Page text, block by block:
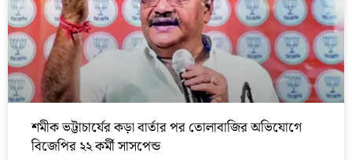
শমীক ভট্টাচার্যের কড়া বার্তার পর তোলাবাজির অভিযোগে
বিজেপির ২২ কর্মী সাসপেন্ড